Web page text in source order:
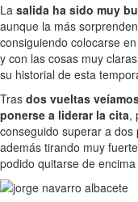
La salida ha sido muy
aunque la más
consiguiendo colocarse
y con las cosas muy
su historial de esta
Tras dos vueltas
ponerse a liderar la cita,
conseguido superar a
además tirando muy
podido quitarse de